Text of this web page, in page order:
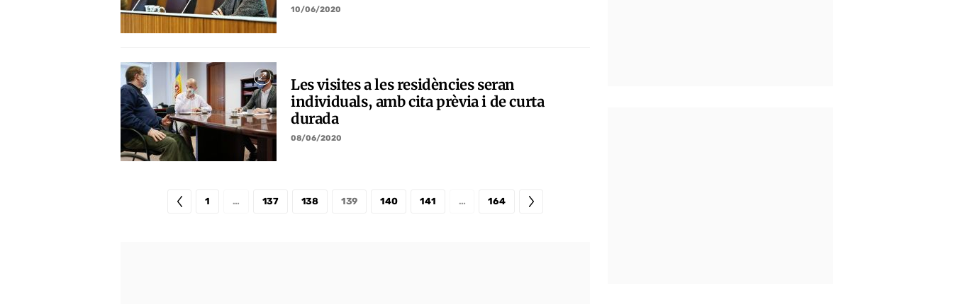
10/06/2020
Les visites a les residències seran
individuals, amb cita prèvia i de curta
durada
08/06/2020
1 … 137 138 139 140 141 … 164